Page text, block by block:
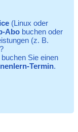
(Linux oder
Abo buchen oder
(z. B.
Sie einen
Termin.